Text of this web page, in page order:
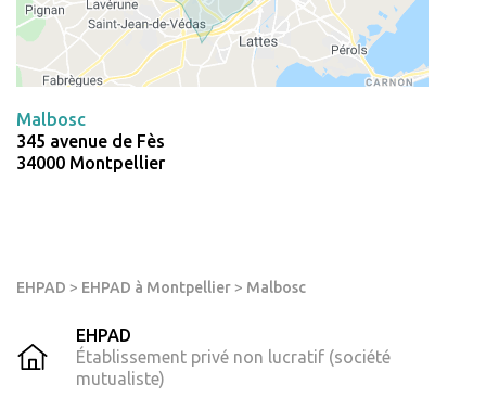
EHPAD > EHPAD à Montpellier > Malbosc
EHPAD
Établissement privé non lucratif (société
mutualiste)
Malbosc
345 avenue de Fès
34000 Montpellier